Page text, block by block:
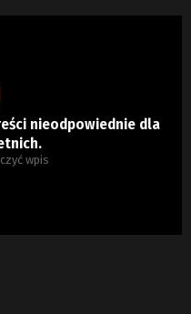
nieodpowiednie dla
wpis